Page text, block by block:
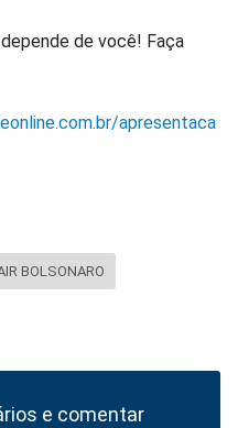
depende de você! Faça
apresentaca
BOLSONARO
e comentar